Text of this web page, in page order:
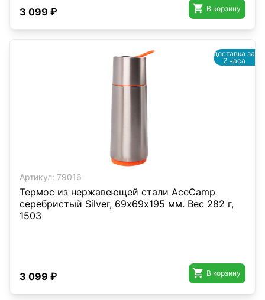
3 099 ₽  В корзину
Артикул: 79016
Термос из нержавеющей стали AceCamp
серебристый Silver, 69х69х195 мм. Вес 282 г,
1503
3 099 ₽  В корзину
доставка за
2 часа